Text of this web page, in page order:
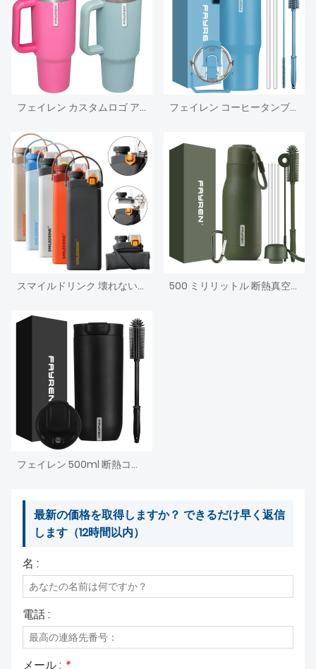
フェイレン カスタムロゴ アマゾン 人気商品 40 オンス スチール タンブラー コーヒー トラベル マグ 保冷 トラベル コーヒー マグ ハンドル付き フェイレン コーヒータンブラーカップ ハンドルとストロー蓋付き ステンレススチール断熱タンブラー トラベルコーヒーマグ 12時間保温または24時間保冷可能
スマイルドリンク 壊れない折りたたみ式シリコンドリンクウェアカスタム折りたたみ式シリコンドリンクスポーツウォーターボトルストロー付き 500 ミリリットル 断熱真空スポーツ子供用ウォーターボトル ロープハンドル付き
フェイレン 500ml 断熱コーヒーマグ プッシュボタン蓋付き - 漏れ防止 再利用可能なトラベルサーモウォーターボトル - 24時間保冷&アンプ;12時間保温
最新の価格を取得しますか？ できるだけ早く返信
します（12時間以内）
名 :
電話 :
メール : *